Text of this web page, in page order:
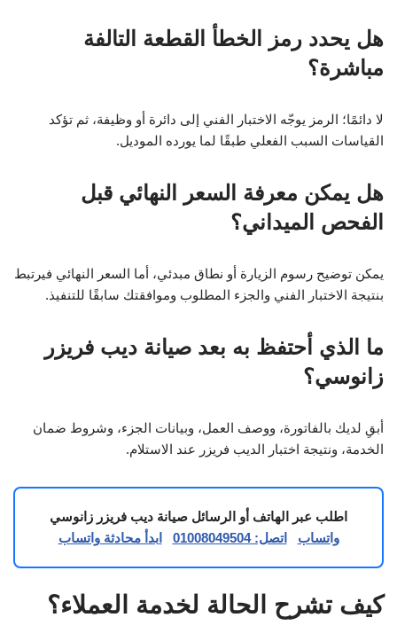
هل يحدد رمز الخطأ القطعة التالفة
مباشرة؟
لا دائمًا؛ الرمز يوجّه الاختبار الفني إلى دائرة أو وظيفة، ثم تؤكد
القياسات السبب الفعلي طبقًا لما يورده الموديل.
هل يمكن معرفة السعر النهائي قبل
الفحص الميداني؟
يمكن توضيح رسوم الزيارة أو نطاق مبدئي، أما السعر النهائي فيرتبط
بنتيجة الاختبار الفني والجزء المطلوب وموافقتك سابقًا للتنفيذ.
ما الذي أحتفظ به بعد صيانة ديب فريزر
زانوسي؟
أبقِ لديك بالفاتورة، ووصف العمل، وبيانات الجزء، وشروط ضمان
الخدمة، ونتيجة اختبار الديب فريزر عند الاستلام.
اطلب عبر الهاتف أو الرسائل صيانة ديب فريزر زانوسي
واتساب
اتصل: 01008049504 ابدأ محادثة واتساب
كيف تشرح الحالة لخدمة العملاء؟